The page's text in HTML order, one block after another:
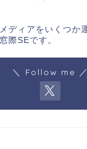
ディアをいくつか
際SEです。
＼ Follow me ／